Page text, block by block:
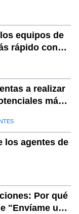
electrónico
exhaustiva
de
equipos de
rápido con
a realizar
más
los agentes de
Por qué
"Envíame una